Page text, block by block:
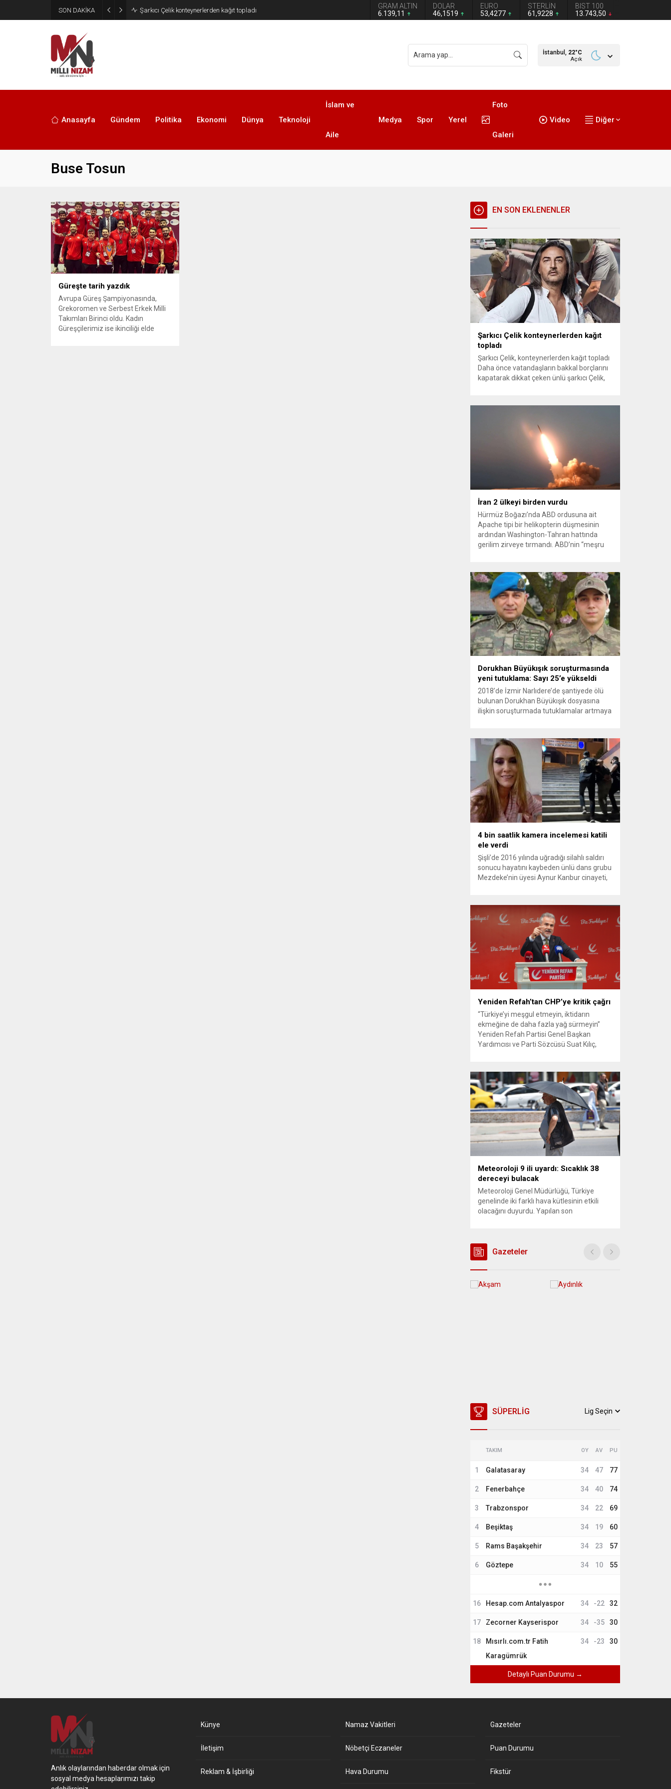
SON DAKİKA İran 2 ülkeyi birden vurdu
GRAM ALTIN
6.139,11
DOLAR
46,1519
EURO
53,4277
STERLİN
61,9228
BIST 100
13.743,50
İstanbul, 22°C
Açık
Anasayfa Gündem Politika Ekonomi Dünya Teknoloji
İslam ve
Aile
Medya Spor Yerel
Foto
Galeri
Video Diğer
Buse Tosun
Güreşte tarih yazdık
Avrupa Güreş Şampiyonasında,
Grekoromen ve Serbest Erkek Milli
Takımları Birinci oldu. Kadın
Güreşçilerimiz ise ikinciliği elde
EN SON EKLENENLER
Şarkıcı Çelik konteynerlerden kağıt
topladı
Şarkıcı Çelik, konteynerlerden kağıt topladı
Daha önce vatandaşların bakkal borçlarını
kapatarak dikkat çeken ünlü şarkıcı Çelik,
kağıt toplayarak geçimini sağlayan Serpil
konteynerlerden kağıt topladı. Ünlü şarkıcı
Çelik, Samsun’un İlkadım ilçesinde çöpten
İran 2 ülkeyi birden vurdu
Hürmüz Boğazı’nda ABD ordusuna ait
Apache tipi bir helikopterin düşmesinin
ardından Washington-Tahran hattında
gerilim zirveye tırmandı. ABD’nin “meşru
vurmasına, İran Devrim Muhafızları
Bahreyn ve Ürdün’deki Amerikan askeri
üslerini hedef alarak sert karşılık verdi.
Tahran, yeni bir ABD saldırısına anında
yanıt verileceğini duyurdu....
Dorukhan Büyükışık soruşturmasında
yeni tutuklama: Sayı 25’e yükseldi
2018’de İzmir Narlıdere’de şantiyede ölü
bulunan Dorukhan Büyükışık dosyasına
ilişkin soruşturmada tutuklamalar artmaya
tutuklanmasıyla dosyadaki tutuklu sayısı
25’e yükseldi. İzmir’in Narlıdere ilçesinde
2018 yılında şantiyede ölü bulunan
Dorukhan Büyükışık’a ilişkin yeniden açılan
soruşturmada tutuklamalar genişliyor. Son
olarak dönemin...
4 bin saatlik kamera incelemesi katili
ele verdi
Şişli’de 2016 yılında uğradığı silahlı saldırı
sonucu hayatını kaybeden ünlü dans grubu
Mezdeke’nin üyesi Aynur Kanbur cinayeti,
Akbil kaydını inceleyen Cinayet Büro
ekipleri, cinayeti işlediğini itiraf eden
maktulün akrabası Bülent G. ile azmettirici
olduğu öne sürülen 2...
Yeniden Refah’tan CHP’ye kritik çağrı
“Türkiye’yi meşgul etmeyin, iktidarın
ekmeğine de daha fazla yağ sürmeyin”
Yeniden Refah Partisi Genel Başkan
Yardımcısı ve Parti Sözcüsü Suat Kılıç,
muhalefetsiz, ana muhalefet gündemsiz
kalmamalıdır. Bir an önce anlaşın, kurultay
kararı alın, sorunun kaynağı değil, çözümün
adresi olun. Türkiye’yi...
Meteoroloji 9 ili uyardı: Sıcaklık 38
dereceyi bulacak
Meteoroloji Genel Müdürlüğü, Türkiye
genelinde iki farklı hava kütlesinin etkili
olacağını duyurdu. Yapılan son
geçişleri beklenirken; Ege ve Güneydoğu
Anadolu bölgelerindeki 9 ilde ise hava
sıcaklıkları mevsim normallerinin üzerine
çıkarak yaz değerlerine ulaşacak. Ayrıca...
Gazeteler
SÜPERLIG Lig Seçin
TAKIM OY AV PU
1 Galatasaray 34 47 77
2 Fenerbahçe 34 40 74
3 Trabzonspor 34 22 69
4 Beşiktaş 34 19 60
5 Rams Başakşehir 34 23 57
6 Göztepe 34 10 55
16 Hesap.com Antalyaspor 34 -22 32
17 Zecorner Kayserispor 34 -35 30
18
Mısırlı.com.tr Fatih
Karagümrük
34 -23 30
Detaylı Puan Durumu →
Anlık olaylarından haberdar olmak için
sosyal medya hesaplarımızı takip
Künye
İletişim
Reklam & İşbirliği
Namaz Vakitleri
Nöbetçi Eczaneler
Hava Durumu
Gazeteler
Puan Durumu
Fikstür